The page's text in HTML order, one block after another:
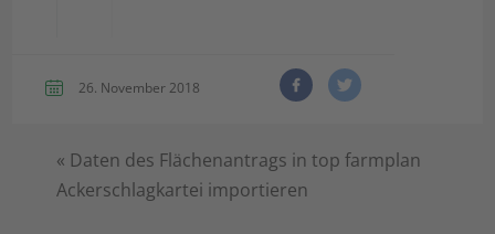
26. November 2018
« Daten des Flächenantrags in top farmplan
Ackerschlagkartei importieren